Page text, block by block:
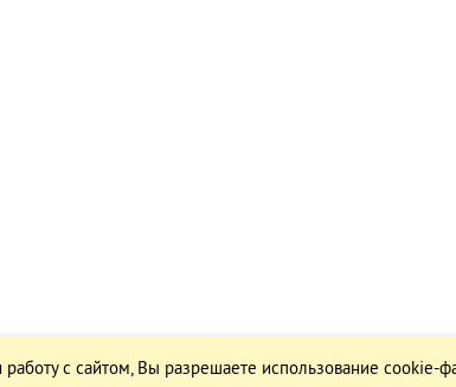
с сайтом, Вы разрешаете использование cookie-